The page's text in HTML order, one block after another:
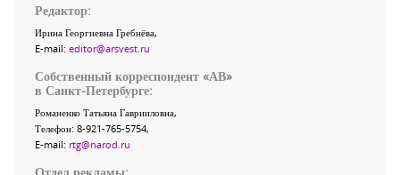
Редактор:
Ирина Георгиевна Гребнёва,
E-mail: editor@arsvest.ru
Собственный корреспондент «АВ»
в Санкт-Петербурге:
Романенко Татьяна Гаврииловна,
Телефон: 8-921-765-5754,
E-mail: rtg@narod.ru
Отдел рекламы: